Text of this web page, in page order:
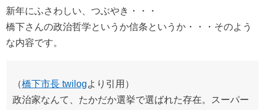
新年にふさわしい、つぶやき・・・
橋下さんの政治哲学というか信条というか・・・そのよう
な内容です。
（橋下市長 twilogより引用）
政治家なんて、たかだか選挙で選ばれた存在。スーパー